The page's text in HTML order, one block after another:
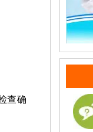
查确